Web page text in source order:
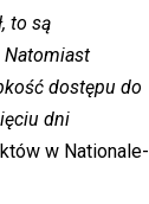
to są
Natomiast
dostępu do
dni
w Nationale-